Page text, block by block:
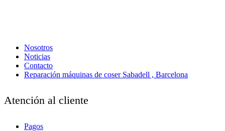
Nosotros
Noticias
Contacto
Reparación máquinas de coser Sabadell , Barcelona
Atención al cliente
Pagos